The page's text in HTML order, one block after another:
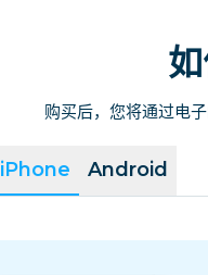
购买后，您将通过电
iPhone Android